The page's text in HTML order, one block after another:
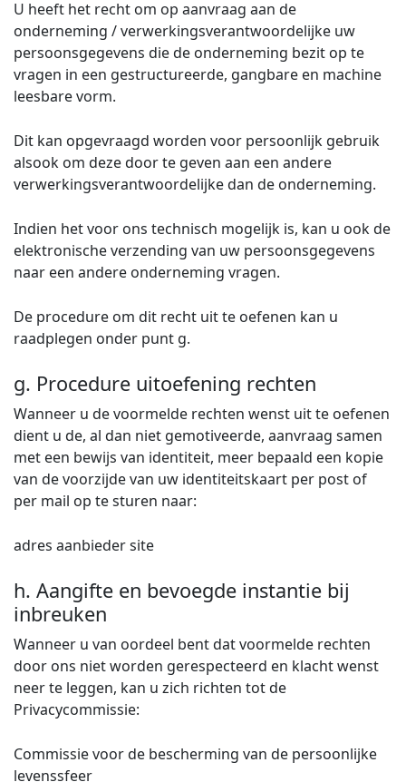
U heeft het recht om op aanvraag aan de
onderneming / verwerkingsverantwoordelijke uw
persoonsgegevens die de onderneming bezit op te
vragen in een gestructureerde, gangbare en machine
leesbare vorm.
Dit kan opgevraagd worden voor persoonlijk gebruik
alsook om deze door te geven aan een andere
verwerkingsverantwoordelijke dan de onderneming.
Indien het voor ons technisch mogelijk is, kan u ook de
elektronische verzending van uw persoonsgegevens
naar een andere onderneming vragen.
De procedure om dit recht uit te oefenen kan u
raadplegen onder punt g.
g. Procedure uitoefening rechten
Wanneer u de voormelde rechten wenst uit te oefenen
dient u de, al dan niet gemotiveerde, aanvraag samen
met een bewijs van identiteit, meer bepaald een kopie
van de voorzijde van uw identiteitskaart per post of
per mail op te sturen naar:
adres aanbieder site
h. Aangifte en bevoegde instantie bij
inbreuken
Wanneer u van oordeel bent dat voormelde rechten
door ons niet worden gerespecteerd en klacht wenst
neer te leggen, kan u zich richten tot de
Privacycommissie:
Commissie voor de bescherming van de persoonlijke
levenssfeer